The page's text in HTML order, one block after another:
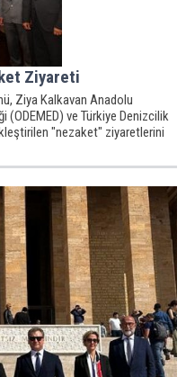
Ziyareti
Ziya Kalkavan Anadolu
ve Türkiye Denizcilik
"nezaket" ziyaretlerini